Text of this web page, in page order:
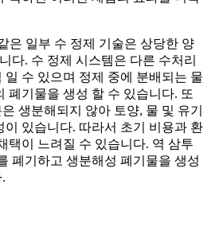
은 일부 수 정제 기술은 상당한 양
다. 수 정제 시스템은 다른 수처리
일 수 있으며 정제 중에 분배되는 물
폐기물을 생성 할 수 있습니다. 또
생분해되지 않아 토양, 물 및 유기
이 있습니다. 따라서 초기 비용과 환
택이 느려질 수 있습니다. 역 삼투
폐기하고 생분해성 폐기물을 생성